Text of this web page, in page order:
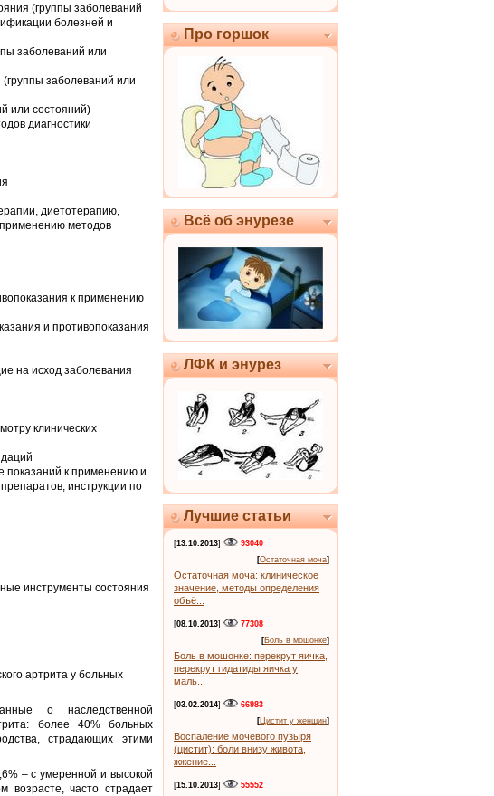
(группы заболеваний
болезней и
заболеваний или
заболеваний или
или состояний)
диагностики
диетотерапию,
методов
к применению
и противопоказания
на исход заболевания
клинических
показаний к применению и
инструкции по
инструменты состояния
артрита у больных
о наследственной
более 40% больных
страдающих этими
– с умеренной и высокой
возрасте, часто страдает
Про горшок
Всё об энурезе
ЛФК и энурез
Лучшие статьи
[13.10.2013]
93040
[Остаточная моча]
Остаточная моча: клиническое
значение, методы определения
объё...
[08.10.2013]
77308
[Боль в мошонке]
Боль в мошонке: перекрут яичка,
перекрут гидатиды яичка у
маль...
[03.02.2014]
66983
[Цистит у женщин]
Воспаление мочевого пузыря
(цистит): боли внизу живота,
жжение...
[15.10.2013]
55552